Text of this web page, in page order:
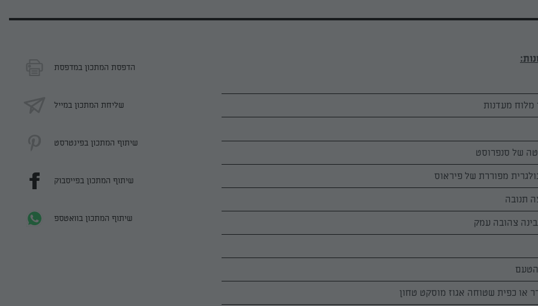
מלוח מעדנות
של סנפרוסט
תנובה
או כפית שטוחה אגוז מוסקט טחון
הדפסת המתכון במדפסת
שליחת המתכון במייל
שיתוף המתכון בפינטרסט
שיתוף המתכון בפייסבוק
שיתוף המתכון בוואטספ